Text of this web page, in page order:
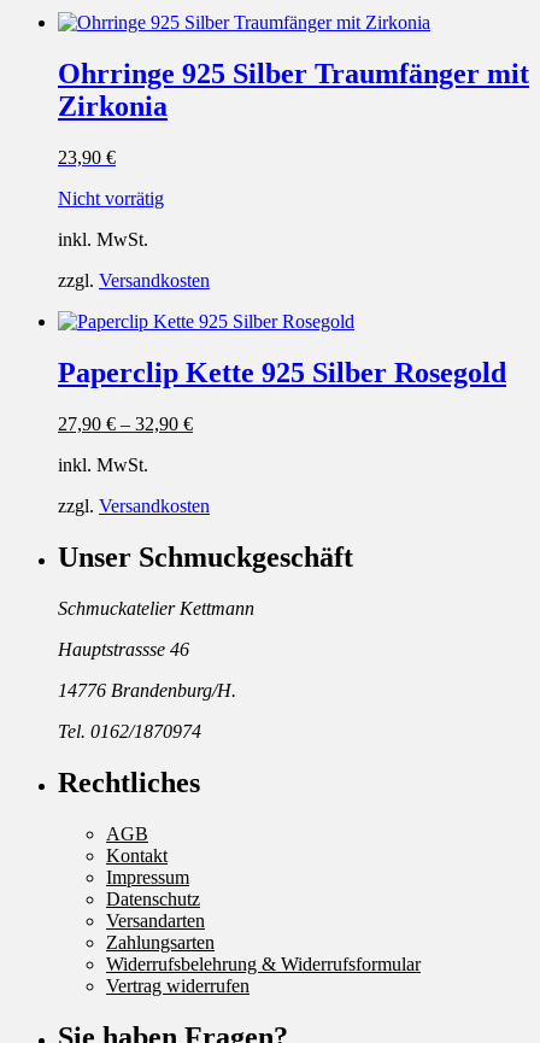
Ohrringe 925 Silber Traumfänger mit
Zirkonia
23,90 €
Nicht vorrätig
inkl. MwSt.
zzgl. Versandkosten
Paperclip Kette 925 Silber Rosegold
27,90 € – 32,90 €
inkl. MwSt.
zzgl. Versandkosten
Unser Schmuckgeschäft
Schmuckatelier Kettmann
Hauptstrassse 46
14776 Brandenburg/H.
Tel. 0162/1870974
Rechtliches
AGB
Kontakt
Impressum
Datenschutz
Versandarten
Zahlungsarten
Widerrufsbelehrung & Widerrufsformular
Vertrag widerrufen
Sie haben Fragen?